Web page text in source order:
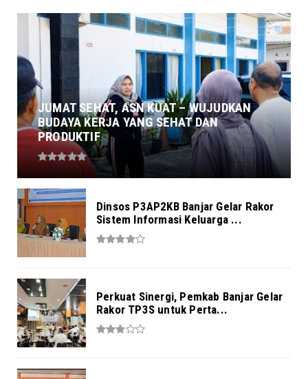
JUMAT SEHAT, ASN KUAT – WUJUDKAN
BUDAYA KERJA YANG SEHAT DAN
PRODUKTIF
Dinsos P3AP2KB Banjar Gelar Rakor
Sistem Informasi Keluarga ...
Perkuat Sinergi, Pemkab Banjar Gelar
Rakor TP3S untuk Perta...